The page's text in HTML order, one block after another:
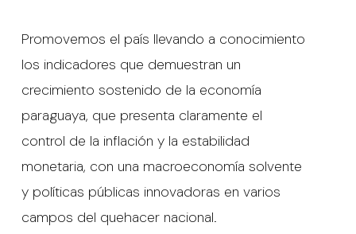
Promovemos el país llevando a conocimiento
los indicadores que demuestran un
crecimiento sostenido de la economía
paraguaya, que presenta claramente el
control de la inflación y la estabilidad
monetaria, con una macroeconomía solvente
y políticas públicas innovadoras en varios
campos del quehacer nacional.